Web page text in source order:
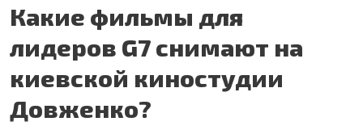
Какие фильмы для
лидеров G7 снимают на
киевской киностудии
Довженко?